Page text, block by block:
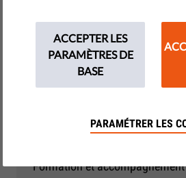
THEMES
Monitoring - UE
Formation et accompagnement
ACCEPTER LES
PARAMÈTRES DE
BASE
PARAMÉTRER LES